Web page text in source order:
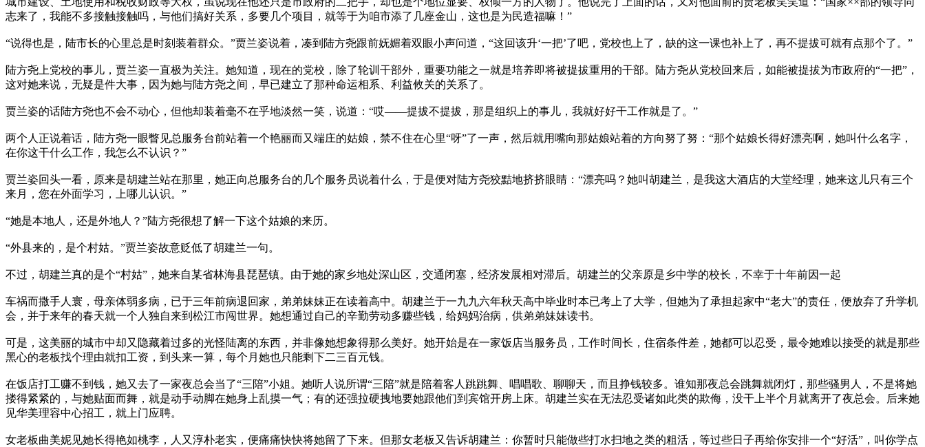
志来了，我能不多接触接触吗，与他们搞好关系，多要几个项目，就等于为咱市添了几座金山，这也是为民造福嘛！”
“说得也是，陆市长的心里总是时刻装着群众。”贾兰姿说着，凑到陆方尧跟前妩媚着双眼小声问道，“这回该升‘一把’了吧，党校也上了，缺的这一课也补上了，再不提拔可就有点那个了。”
陆方尧上党校的事儿，贾兰姿一直极为关注。她知道，现在的党校，除了轮训干部外，重要功能之一就是培养即将被提拔重用的干部。陆方尧从党校回来后，如能被提拔为市政府的“一把”，
这对她来说，无疑是件大事，因为她与陆方尧之间，早已建立了那种命运相系、利益攸关的关系了。
贾兰姿的话陆方尧也不会不动心，但他却装着毫不在乎地淡然一笑，说道：“哎——提拔不提拔，那是组织上的事儿，我就好好干工作就是了。”
两个人正说着话，陆方尧一眼瞥见总服务台前站着一个艳丽而又端庄的姑娘，禁不住在心里“呀”了一声，然后就用嘴向那姑娘站着的方向努了努：“那个姑娘长得好漂亮啊，她叫什么名字，
在你这干什么工作，我怎么不认识？”
贾兰姿回头一看，原来是胡建兰站在那里，她正向总服务台的几个服务员说着什么，于是便对陆方尧狡黠地挤挤眼睛：“漂亮吗？她叫胡建兰，是我这大酒店的大堂经理，她来这儿只有三个
来月，您在外面学习，上哪儿认识。”
“她是本地人，还是外地人？”陆方尧很想了解一下这个姑娘的来历。
“外县来的，是个村姑。”贾兰姿故意贬低了胡建兰一句。
不过，胡建兰真的是个“村姑”，她来自某省林海县琵琶镇。由于她的家乡地处深山区，交通闭塞，经济发展相对滞后。胡建兰的父亲原是乡中学的校长，不幸于十年前因一起
车祸而撒手人寰，母亲体弱多病，已于三年前病退回家，弟弟妹妹正在读着高中。胡建兰于一九九六年秋天高中毕业时本已考上了大学，但她为了承担起家中“老大”的责任，便放弃了升学机
会，并于来年的春天就一个人独自来到松江市闯世界。她想通过自己的辛勤劳动多赚些钱，给妈妈治病，供弟弟妹妹读书。
可是，这美丽的城市中却又隐藏着过多的光怪陆离的东西，并非像她想象得那么美好。她开始是在一家饭店当服务员，工作时间长，住宿条件差，她都可以忍受，最令她难以接受的就是那些
黑心的老板找个理由就扣工资，到头来一算，每个月她也只能剩下二三百元钱。
在饭店打工赚不到钱，她又去了一家夜总会当了“三陪”小姐。她听人说所谓“三陪”就是陪着客人跳跳舞、唱唱歌、聊聊天，而且挣钱较多。谁知那夜总会跳舞就闭灯，那些骚男人，不是将她
搂得紧紧的，与她贴面而舞，就是动手动脚在她身上乱摸一气；有的还强拉硬拽地要她跟他们到宾馆开房上床。胡建兰实在无法忍受诸如此类的欺侮，没干上半个月就离开了夜总会。后来她
见华美理容中心招工，就上门应聘。
女老板曲美妮见她长得艳如桃李，人又淳朴老实，便痛痛快快将她留了下来。但那女老板又告诉胡建兰：你暂时只能做些打水扫地之类的粗活，等过些日子再给你安排一个“好活”，叫你学点